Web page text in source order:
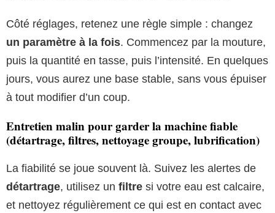
Côté réglages, retenez une règle simple : changez
un paramètre à la fois. Commencez par la mouture,
puis la quantité en tasse, puis l’intensité. En quelques
jours, vous aurez une base stable, sans vous épuiser
à tout modifier d’un coup.
Entretien malin pour garder la machine fiable
(détartrage, filtres, nettoyage groupe, lubrification)
La fiabilité se joue souvent là. Suivez les alertes de
détartrage, utilisez un filtre si votre eau est calcaire,
et nettoyez régulièrement ce qui est en contact avec